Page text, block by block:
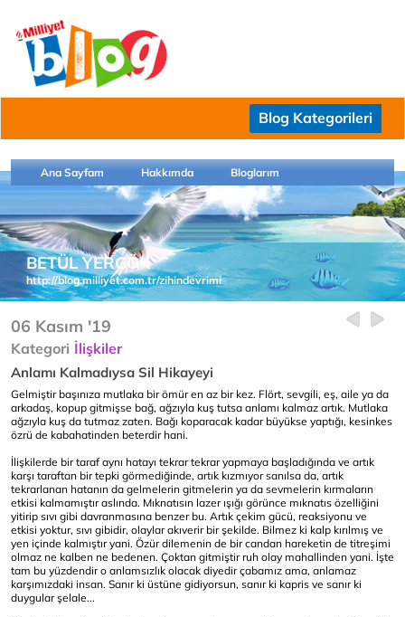
Blog Kategorileri
Ana Sayfam Hakkımda Bloglarım
BETÜL YERGÖK
http://blog.milliyet.com.tr/zihindevrimi
06 Kasım '19
Kategori İlişkiler
Anlamı Kalmadıysa Sil Hikayeyi
Gelmiştir başınıza mutlaka bir ömür en az bir kez. Flört, sevgili, eş, aile ya da
arkadaş, kopup gitmişse bağ, ağzıyla kuş tutsa anlamı kalmaz artık. Mutlaka
ağzıyla kuş da tutmaz zaten. Bağı koparacak kadar büyükse yaptığı, kesinkes
özrü de kabahatinden beterdir hani.
İlişkilerde bir taraf aynı hatayı tekrar tekrar yapmaya başladığında ve artık
karşı taraftan bir tepki görmediğinde, artık kızmıyor sanılsa da, artık
tekrarlanan hatanın da gelmelerin gitmelerin ya da sevmelerin kırmaların
etkisi kalmamıştır aslında. Mıknatısın lazer ışığı görünce mıknatıs özelliğini
yitirip sıvı gibi davranmasına benzer bu. Artık çekim gücü, reaksiyonu ve
etkisi yoktur, sıvı gibidir, olaylar akıverir bir şekilde. Bilmez ki kalp kırılmış ve
yen içinde kalmıştır yani. Özür dilemenin de bir candan hareketin de titreşimi
olmaz ne kalben ne bedenen. Çoktan gitmiştir ruh olay mahallinden yani. İşte
tam bu yüzdendir o anlamsızlık olacak diyedir çabamız ama, anlamaz
karşımızdaki insan. Sanır ki üstüne gidiyorsun, sanır ki kapris ve sanır ki
duygular şelale...